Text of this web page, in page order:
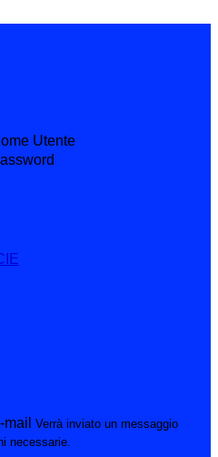
Utente
mail Verrà inviato un messaggio
necessarie.